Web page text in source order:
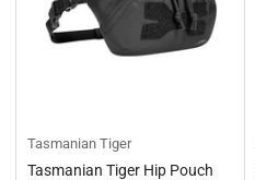
Tasmanian Tiger
Tasmanian Tiger Hip Pouch